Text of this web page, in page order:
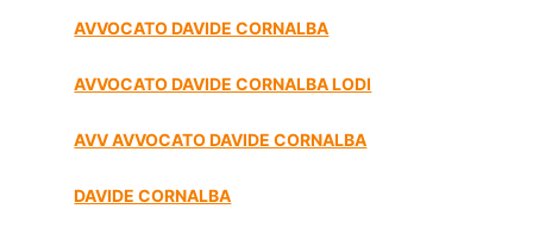
AVVOCATO DAVIDE CORNALBA
AVVOCATO DAVIDE CORNALBA LODI
AVV AVVOCATO DAVIDE CORNALBA
DAVIDE CORNALBA